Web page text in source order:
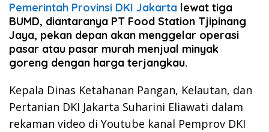
Pemerintah Provinsi DKI Jakarta lewat tiga
BUMD, diantaranya PT Food Station Tjipinang
Jaya, pekan depan akan menggelar operasi
pasar atau pasar murah menjual minyak
goreng dengan harga terjangkau.
Kepala Dinas Ketahanan Pangan, Kelautan, dan
Pertanian DKI Jakarta Suharini Eliawati dalam
rekaman video di Youtube kanal Pemprov DKI